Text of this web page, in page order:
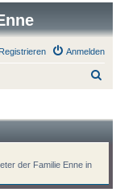
Anmelden
Registrieren
der Familie Enne in